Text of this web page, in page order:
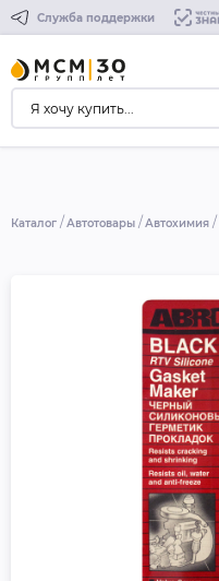
Служба поддержки
Каталог Автотовары Автохимия